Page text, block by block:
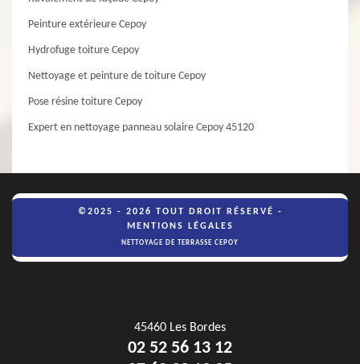
Peinture extérieure Cepoy
Hydrofuge toiture Cepoy
Nettoyage et peinture de toiture Cepoy
Pose résine toiture Cepoy
Expert en nettoyage panneau solaire Cepoy 45120
©2025 - 2026 TOUT DROIT RÉSERVÉ -
MENTIONS LÉGALES
NETTOYAGE DE TERRASSE CEPOY
45460 Les Bordes
02 52 56 13 12